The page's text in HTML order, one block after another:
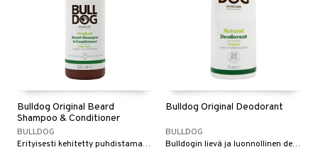
Bulldog Original Beard
Shampoo & Conditioner
BULLDOG
Erityisesti kehitetty puhdistamaan, pehmentämään ja selvittämään partaa sekä pitämään ihon puhtaana.
Bulldog Original Deodorant
BULLDOG
Bulldogin lievä ja luonnollinen deodorantti, jossa on Bulldogsin tunnusomainen tuoksu sitruunan ja patchoulin sävyillä.